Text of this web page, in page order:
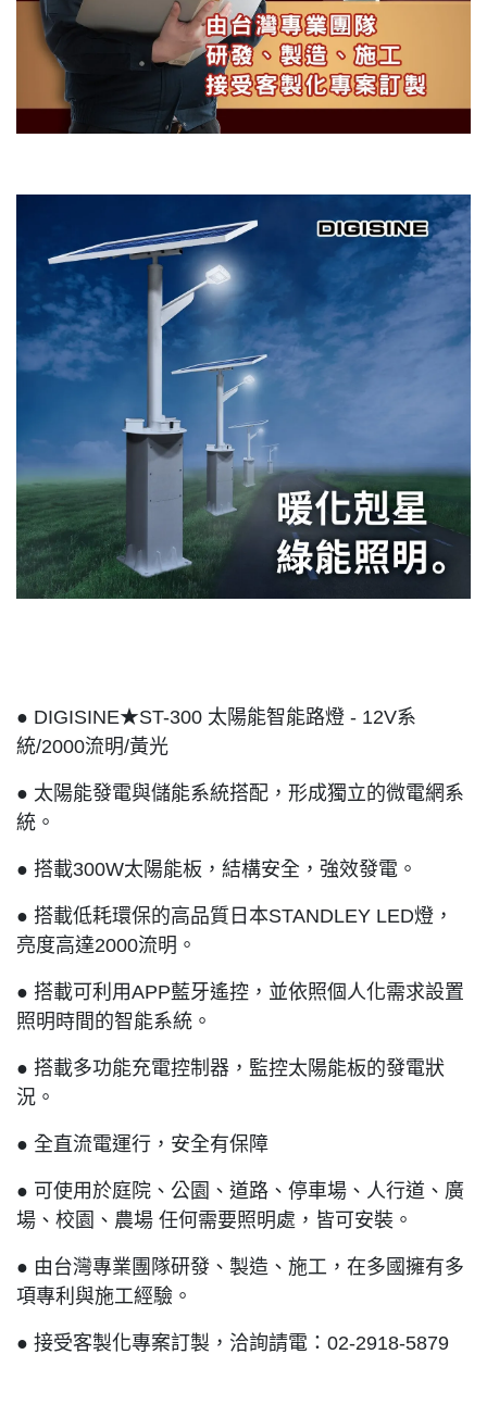
● DIGISINE★ST-300 太陽能智能路燈 - 12V系
統/2000流明/黃光
● 太陽能發電與儲能系統搭配，形成獨立的微電網系
統。
● 搭載300W太陽能板，結構安全，強效發電。
● 搭載低耗環保的高品質日本STANDLEY LED燈，
亮度高達2000流明。
● 搭載可利用APP藍牙遙控，並依照個人化需求設置
照明時間的智能系統。
● 搭載多功能充電控制器，監控太陽能板的發電狀
況。
● 全直流電運行，安全有保障
● 可使用於庭院、公園、道路、停車場、人行道、廣
場、校園、農場 任何需要照明處，皆可安裝。
● 由台灣專業團隊研發、製造、施工，在多國擁有多
項專利與施工經驗。
● 接受客製化專案訂製，洽詢請電：02-2918-5879